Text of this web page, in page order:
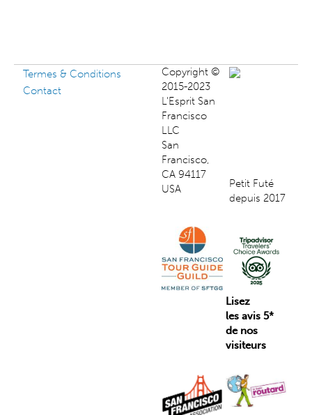
Termes & Conditions
Contact
Copyright ©
2015-2023
L'Esprit San
Francisco
LLC
San
Francisco,
CA 94117
USA
Petit Futé
depuis 2017
Lisez
les avis 5*
de nos
visiteurs